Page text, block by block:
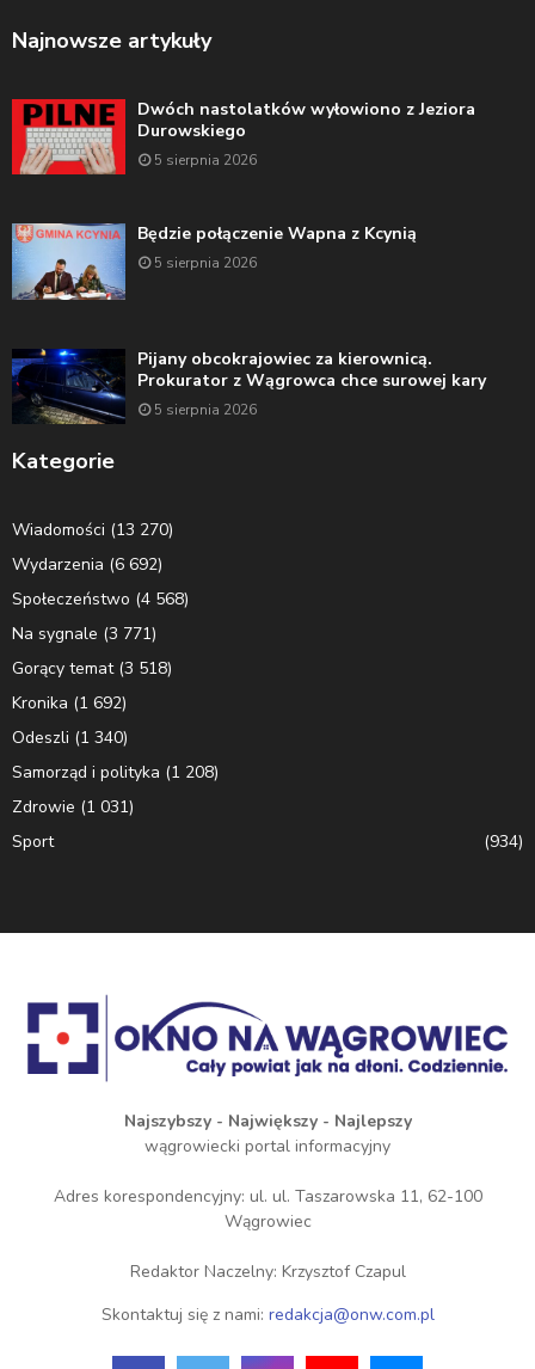
Najnowsze artykuły
Dwóch nastolatków wyłowiono z Jeziora
Durowskiego
5 sierpnia 2026
Będzie połączenie Wapna z Kcynią
5 sierpnia 2026
Pijany obcokrajowiec za kierownicą.
Prokurator z Wągrowca chce surowej kary
5 sierpnia 2026
Kategorie
Wiadomości (13 270)
Wydarzenia (6 692)
Społeczeństwo (4 568)
Na sygnale (3 771)
Gorący temat(3 518)
Kronika (1 692)
Odeszli (1 340)
Samorząd i polityka (1 208)
Zdrowie (1 031)
Sport
(934)
Najszybszy - Największy - Najlepszy
wągrowiecki portal informacyjny
Adres korespondencyjny: ul. ul. Taszarowska 11, 62-100
Wągrowiec
Redaktor Naczelny: Krzysztof Czapul
Skontaktuj się z nami: redakcja@onw.com.pl